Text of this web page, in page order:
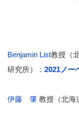
Benjamin List教授（
研究所）： 2021ノー
伊藤 肇 教授（北海